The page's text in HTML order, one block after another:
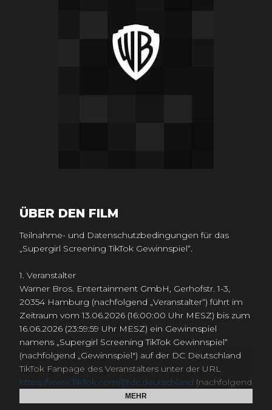
ÜBER DEN FILM
Teilnahme- und Datenschutzbedingungen für das
„Supergirl Screening TikTok Gewinnspiel“.
1. Veranstalter
Warner Bros. Entertainment GmbH, Gerhofstr. 1-3,
20354 Hamburg (nachfolgend „Veranstalter“) führt im
Zeitraum vom 13.06.2026 (16:00:00 Uhr MESZ) bis zum
16.06.2026 (23:59:59 Uhr MESZ) ein Gewinnspiel
namens „Supergirl Screening TikTok Gewinnspiel“
(nachfolgend „Gewinnspiel") auf der DC Deutschland
TikTok Fanpage des Veranstalters unter der URL
https://www.TikTok.com/@dc.deutschland (nachfolgend
MEHR